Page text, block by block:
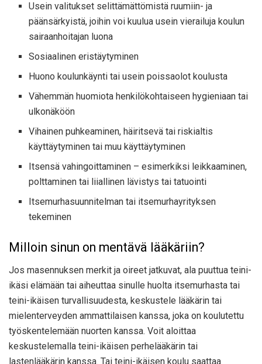
Usein valitukset selittämättömistä ruumiin- ja
päänsärkyistä, joihin voi kuulua usein vierailuja koulun
sairaanhoitajan luona
Sosiaalinen eristäytyminen
Huono koulunkäynti tai usein poissaolot koulusta
Vähemmän huomiota henkilökohtaiseen hygieniaan tai
ulkonäköön
Vihainen puhkeaminen, häiritsevä tai riskialtis
käyttäytyminen tai muu käyttäytyminen
Itsensä vahingoittaminen – esimerkiksi leikkaaminen,
polttaminen tai liiallinen lävistys tai tatuointi
Itsemurhasuunnitelman tai itsemurhayrityksen
tekeminen
Milloin sinun on mentävä lääkäriin?
Jos masennuksen merkit ja oireet jatkuvat, ala puuttua teini-
ikäsi elämään tai aiheuttaa sinulle huolta itsemurhasta tai
teini-ikäisen turvallisuudesta, keskustele lääkärin tai
mielenterveyden ammattilaisen kanssa, joka on koulutettu
työskentelemään nuorten kanssa. Voit aloittaa
keskustelemalla teini-ikäisen perhelääkärin tai
lastenlääkärin kanssa. Tai teini-ikäisen koulu saattaa